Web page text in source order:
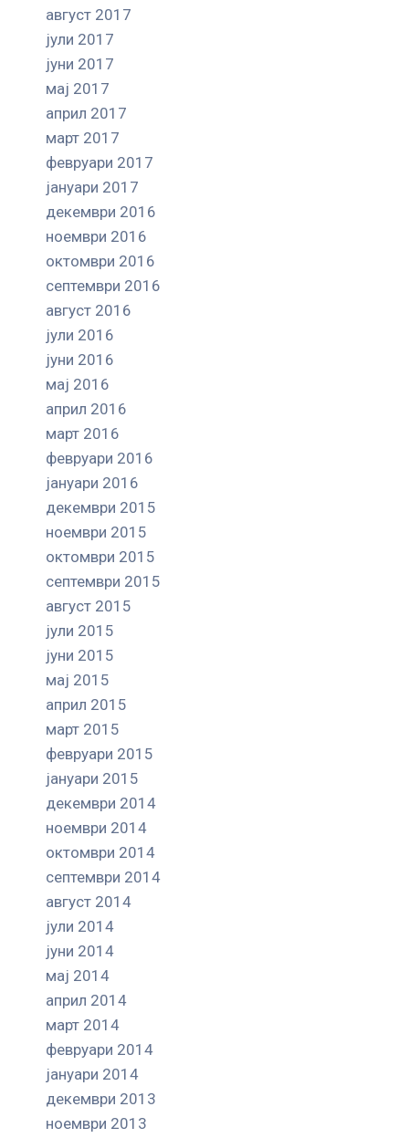
август 2017
јули 2017
јуни 2017
мај 2017
април 2017
март 2017
февруари 2017
јануари 2017
декември 2016
ноември 2016
октомври 2016
септември 2016
август 2016
јули 2016
јуни 2016
мај 2016
април 2016
март 2016
февруари 2016
јануари 2016
декември 2015
ноември 2015
октомври 2015
септември 2015
август 2015
јули 2015
јуни 2015
мај 2015
април 2015
март 2015
февруари 2015
јануари 2015
декември 2014
ноември 2014
октомври 2014
септември 2014
август 2014
јули 2014
јуни 2014
мај 2014
април 2014
март 2014
февруари 2014
јануари 2014
декември 2013
ноември 2013